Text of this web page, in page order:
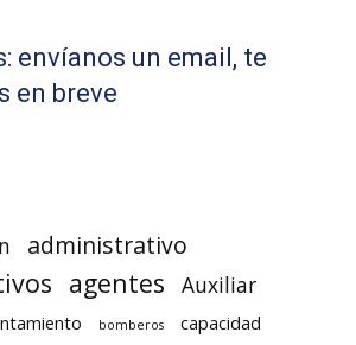
envíanos un email, te
en breve
administrativo
agentes
Auxiliar
bomberos capacidad